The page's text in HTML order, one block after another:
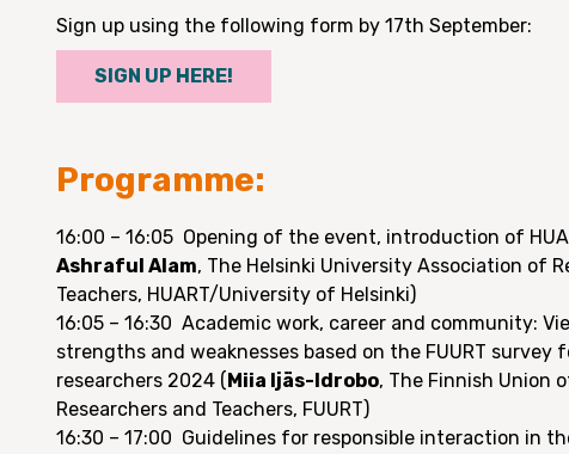
Sign up using the following form by 17th September:
SIGN UP HERE!
Programme:
16:00 – 16:05 Opening of the event, introduction of
Ashraful Alam, The Helsinki University Association of
Teachers, HUART/University of Helsinki)
16:05 – 16:30 Academic work, career and community:
strengths and weaknesses based on the FUURT survey
researchers 2024 ( Miia Ijäs-Idrobo, The Finnish Union
Researchers and Teachers, FUURT)
16:30 – 17:00 Guidelines for responsible interaction in